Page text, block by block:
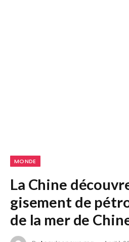
MONDE
La Chine
gisement de
de la mer de